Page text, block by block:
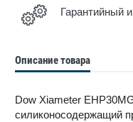
Гарантийный
Описание товара
Dow Xiameter
силиконосодержащий